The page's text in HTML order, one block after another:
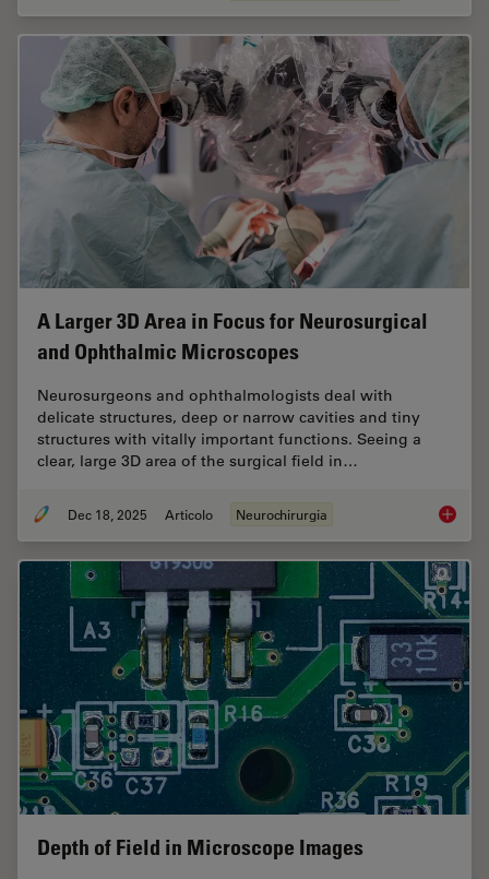
A Larger 3D Area in Focus for Neurosurgical
and Ophthalmic Microscopes
Neurosurgeons and ophthalmologists deal with
delicate structures, deep or narrow cavities and tiny
structures with vitally important functions. Seeing a
clear, large 3D area of the surgical field in…
Dec 18, 2025 Articolo Neurochirurgia A
Depth of Field in Microscope Images